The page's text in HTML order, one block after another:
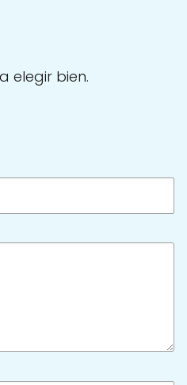
elegir bien.